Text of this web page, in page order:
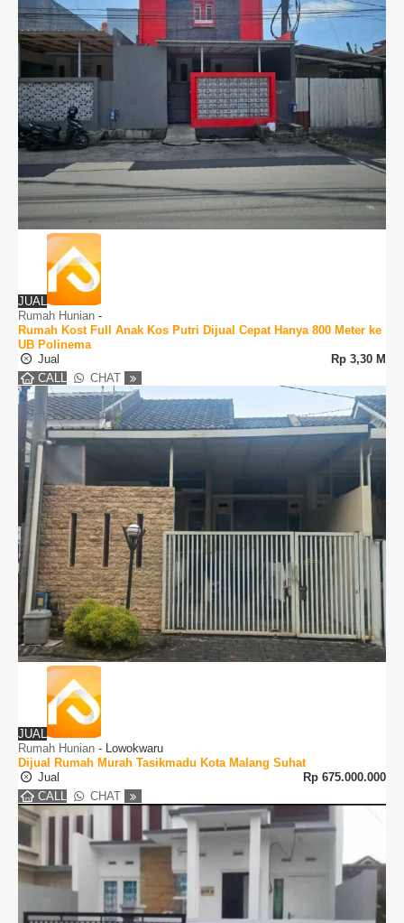
JUAL
Rumah Hunian -
Rumah Kost Full Anak Kos Putri Dijual Cepat Hanya 800 Meter ke
UB Polinema
Jual
Rp 3,30 M
CALL
CHAT
JUAL
Rumah Hunian -
Lowokwaru
Dijual Rumah Murah Tasikmadu Kota Malang Suhat
Jual
Rp 675.000.000
CALL
CHAT